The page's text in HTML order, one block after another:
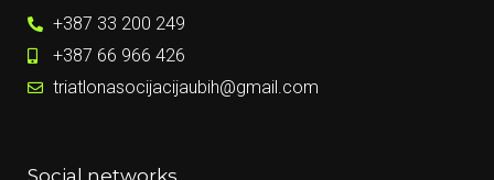
+387 33 200 249​
+387 66 966 426​
triatlonasocijacijaubih@gmail.com​
Social networks